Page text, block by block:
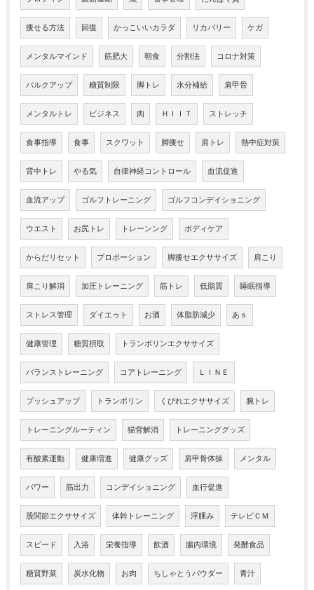
痩せる方法 回復 かっこいいカラダ リカバリー ケガ
メンタルマインド 筋肥大 朝食 分割法 コロナ対策
バルクアップ 糖質制限 脚トレ 水分補給 肩甲骨
メンタルトレ ビジネス 肉 ＨＩＩＴ ストレッチ
食事指導 食事 スクワット 脚痩せ 肩トレ 熱中症対策
背中トレ やる気 自律神経コントロール 血流促進
血流アップ ゴルフトレーニング ゴルフコンデイショニング
ウエスト お尻トレ トレーンング ボディケア
からだリセット プロポーション 脚痩せエクササイズ 肩こり
肩こり解消 加圧トレーニング 筋トレ 低脂質 睡眠指導
ストレス管理 ダイエゥト お酒 体脂肪減少 あｓ
健康管理 糖質摂取 トランポリンエクササイズ
バランストレーニング コアトレーニング ＬＩＮＥ
プッシュアップ トランポリン くびれエクササイズ 腕トレ
トレーニングルーティン 猫背解消 トレーニンググッズ
有酸素運動 健康増進 健康グッズ 肩甲骨体操 メンタル
パワー 筋出力 コンデイショニング 血行促進
股関節エクササイズ 体幹トレーニング 浮腫み テレビＣＭ
スピード 入浴 栄養指導 飲酒 腸内環境 発酵食品
糖質野菜 炭水化物 お肉 ちしゃとうパウダー 青汁